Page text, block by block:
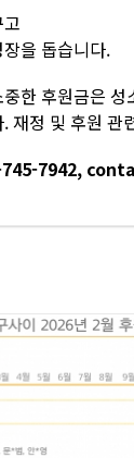
을 돕습니다.
한 후원금은
재정 및 후원 관
745-7942,